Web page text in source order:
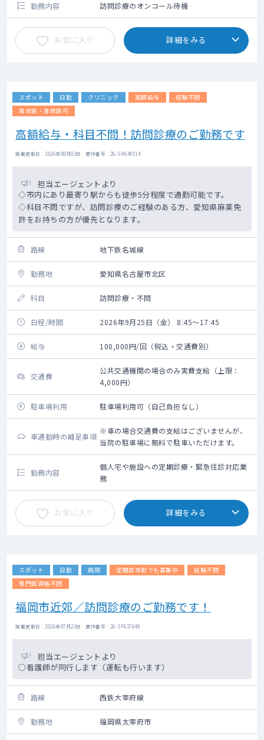
勤務内容 訪問診療のオンコール待機
お気に入り 詳細をみる
スポット 日勤 クリニック 高額給与
経験不問
専攻医・専修医可
高額給与・科目不問！訪問診療のご勤務です
掲載更新日 : 2026年08月03日 案件番号 : 26-SH648514
担当エージェントより
◇市内にあり最寄り駅からも徒歩5分程度で通勤可能です。
◇科目不問ですが、訪問診療のご経験のある方、愛知県麻薬免
許をお持ちの方が優先となります。
路線 地下鉄名城線
勤務地 愛知県名古屋市北区
科目 訪問診療・不問
日程/時間 2026年9月25日（金） 8:45～17:45
給与 100,000円/回（税込・交通費別）
交通費
公共交通機関の場合のみ実費支給（上限：
4,000円）
駐車場利用 駐車場利用可（自己負担なし）
車通勤時の補足事項
※車の場合交通費の支給はございませんが、
当院の駐車場に無料で駐車いただけます。
勤務内容
個人宅や施設への定期診療・緊急往診対応業
務
お気に入り 詳細をみる
スポット 日勤 病院 定期非常勤でも募集中
経験不問
専門医資格不問
福岡市近郊／訪問診療のご勤務です！
掲載更新日 : 2026年07月23日 案件番号 : 26-SF637648
担当エージェントより
○看護師が同行します（運転も行います）
路線 西鉄大宰府線
勤務地 福岡県太宰府市